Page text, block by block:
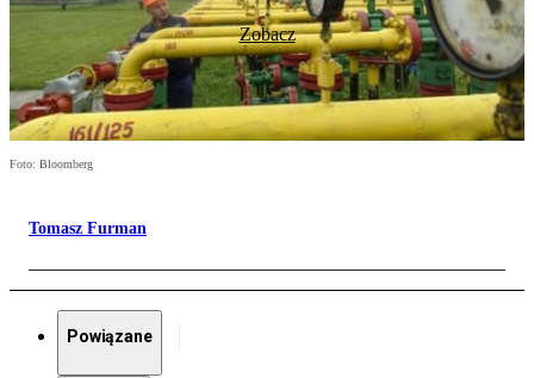
Zobacz
Foto: Bloomberg
Tomasz Furman
Powiązane